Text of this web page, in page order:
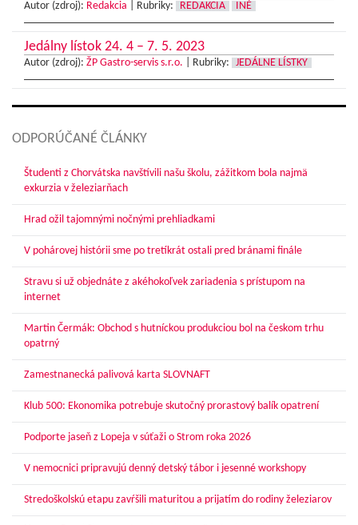
Autor (zdroj): Redakcia Rubriky: REDAKCIA INÉ
Jedálny lístok 24. 4 – 7. 5. 2023
Autor (zdroj): ŽP Gastro-servis s.r.o. Rubriky: JEDÁLNE LÍSTKY
ODPORÚČANÉ ČLÁNKY
Študenti z Chorvátska navštívili našu školu, zážitkom bola najmä
exkurzia v železiarňach
Hrad ožil tajomnými nočnými prehliadkami
V pohárovej histórii sme po tretíkrát ostali pred bránami finále
Stravu si už objednáte z akéhokoľvek zariadenia s prístupom na
internet
Martin Čermák: Obchod s hutníckou produkciou bol na českom trhu
opatrný
Zamestnanecká palivová karta SLOVNAFT
Klub 500: Ekonomika potrebuje skutočný prorastový balík opatrení
Podporte jaseň z Lopeja v súťaži o Strom roka 2026
V nemocnici pripravujú denný detský tábor i jesenné workshopy
Stredoškolskú etapu zavŕšili maturitou a prijatím do rodiny železiarov